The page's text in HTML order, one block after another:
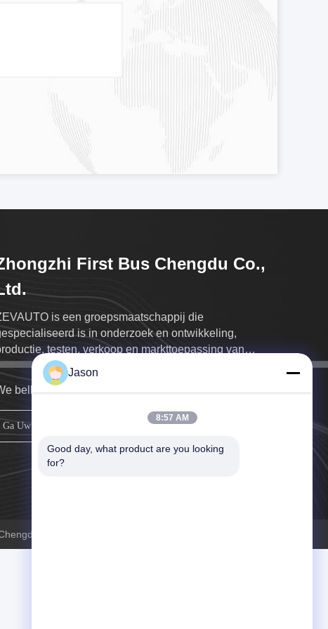
First Bus Chengdu Co.,
is een groepsmaatschappij die
is in onderzoek en ontwikkeling,
testen, verkoop en markttoepassing van
bussen, touringcars, en coasters.
bellen u zo snel mogelijk terug.
Co., Ltd. . Alle rechten voorbehoudena.
Jason
8:57 AM
Good day, what product are you looking
for?